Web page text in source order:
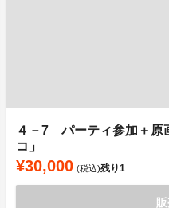
４－7 パーティ参加＋原
コ」
¥30,000 (税込)残り1